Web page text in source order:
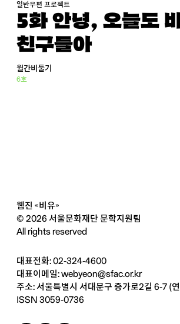
일반우편 프로젝트
5화 안녕, 오늘도
친구들아
월간비둘기
6호
웹진 «비유»
© 2026 서울문화재단 문학지원팀
All rights reserved
대표전화: 02-324-4600
대표이메일: webyeon@sfac.or.kr
주소: 서울특별시 서대문구 증가로2길 6-7 (
ISSN 3059-0736